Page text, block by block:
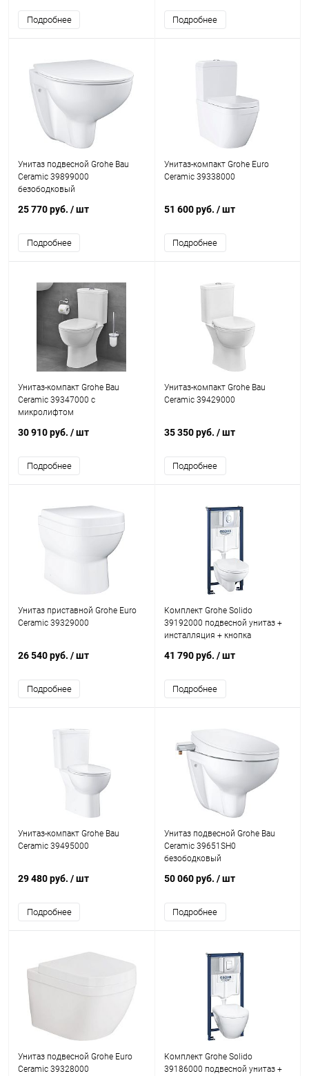
Подробнее Подробнее
Унитаз подвесной Grohe Bau
Ceramic 39899000
безободковый
25 770 руб. / шт
Подробнее
Унитаз-компакт Grohe Euro
Ceramic 39338000
51 600 руб. / шт
Подробнее
Унитаз-компакт Grohe Bau
Ceramic 39347000 с
микролифтом
30 910 руб. / шт
Подробнее
Унитаз-компакт Grohe Bau
Ceramic 39429000
35 350 руб. / шт
Подробнее
Унитаз приставной Grohe Euro
Ceramic 39329000
26 540 руб. / шт
Подробнее
Комплект Grohe Solido
39192000 подвесной унитаз +
инсталляция + кнопка
41 790 руб. / шт
Подробнее
Унитаз-компакт Grohe Bau
Ceramic 39495000
29 480 руб. / шт
Подробнее
Унитаз подвесной Grohe Bau
Ceramic 39651SH0
безободковый
50 060 руб. / шт
Подробнее
Унитаз подвесной Grohe Euro
Ceramic 39328000
Комплект Grohe Solido
39186000 подвесной унитаз +